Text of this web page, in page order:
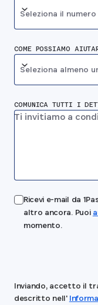
Seleziona il
COME POSSIAMO
Seleziona almeno
COMUNICA TUTTI I
Ricevi e-mail da
altro ancora. Puoi
momento.
Inviando, accetto il
descritto nell'